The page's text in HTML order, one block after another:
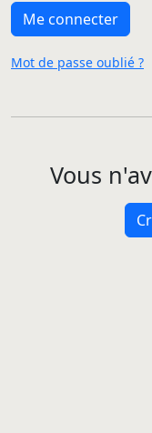
Me connecter
Mot de passe oublié ?
Vous